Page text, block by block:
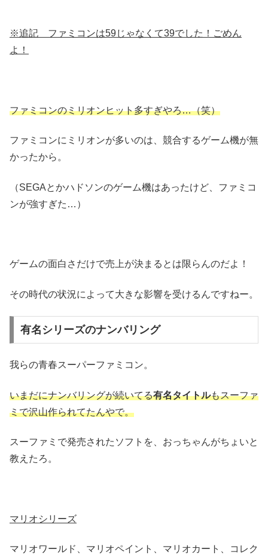
※追記 ファミコンは59じゃなくて39でした！ごめん
よ！
ファミコンのミリオンヒット多すぎやろ…（笑）
ファミコンにミリオンが多いのは、競合するゲーム機が無
かったから。
（SEGAとかハドソンのゲーム機はあったけど、ファミコ
ンが強すぎた…）
ゲームの面白さだけで売上が決まるとは限らんのだよ！
その時代の状況によって大きな影響を受けるんですねー。
有名シリーズのナンバリング
我らの青春スーパーファミコン。
いまだにナンバリングが続いてる有名タイトルもスーファ
ミで沢山作られてたんやで。
スーファミで発売されたソフトを、おっちゃんがちょいと
教えたろ。
マリオシリーズ
マリオワールド、マリオペイント、マリオカート、コレク